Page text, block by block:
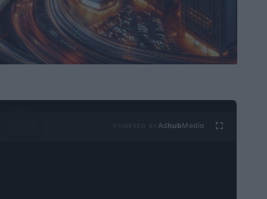
Ad hubMedia